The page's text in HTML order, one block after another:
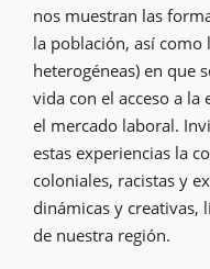
nos muestran las
la población, así como
heterogéneas) en que
vida con el acceso a la
el mercado laboral.
estas experiencias la
coloniales, racistas y
dinámicas y creativas,
de nuestra región.